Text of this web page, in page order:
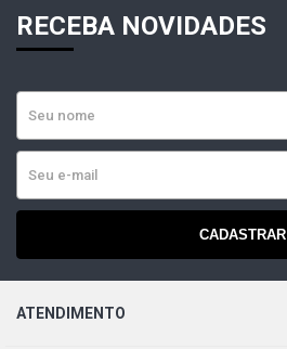
RECEBA NOVIDADES
CADASTRAR
ATENDIMENTO